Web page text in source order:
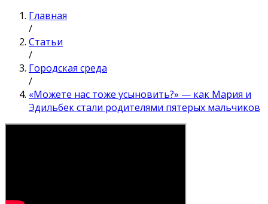
Главная
/
Статьи
/
Городская среда
/
«Можете нас тоже усыновить?» — как Мария и
Эдильбек стали родителями пятерых мальчиков